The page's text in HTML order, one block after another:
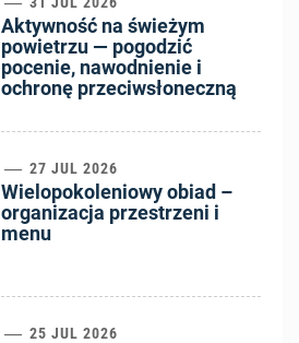
Aktywność na świeżym
powietrzu — pogodzić
pocenie, nawodnienie i
ochronę przeciwsłoneczną
27 JUL 2026
Wielopokoleniowy obiad –
organizacja przestrzeni i
menu
25 JUL 2026